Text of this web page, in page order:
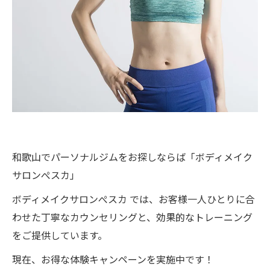
和歌山でパーソナルジムをお探しならば「ボディメイク
サロンぺスカ」
ボディメイクサロンぺスカ では、お客様一人ひとりに合
わせた丁寧なカウンセリングと、効果的なトレーニング
をご提供しています。
現在、お得な体験キャンペーンを実施中です！